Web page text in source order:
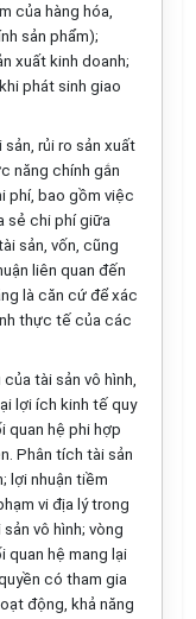
của hàng hóa,
sản phẩm);
xuất kinh doanh;
phát sinh giao
rủi ro sản xuất
năng chính gắn
phí, bao gồm việc
sẻ chi phí giữa
sản, vốn, cũng
liên quan đến
là căn cứ để xác
thực tế của các
tài sản vô hình,
lợi ích kinh tế quy
quan hệ phi hợp
Phân tích tài sản
lợi nhuận tiềm
vi địa lý trong
sản vô hình; vòng
quan hệ mang lại
có tham gia
động, khả năng